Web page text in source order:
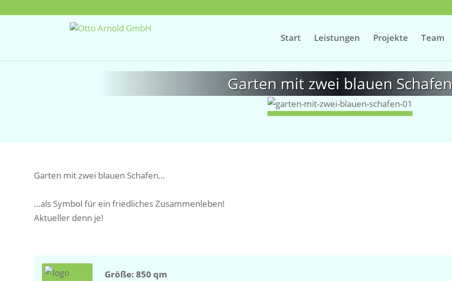
Start Leistungen Projekte Team
Garten mit zwei blauen Schafen
Garten mit zwei blauen Schafen…
…als Symbol für ein friedliches Zusammenleben!
Aktueller denn je!
Größe: 850 qm